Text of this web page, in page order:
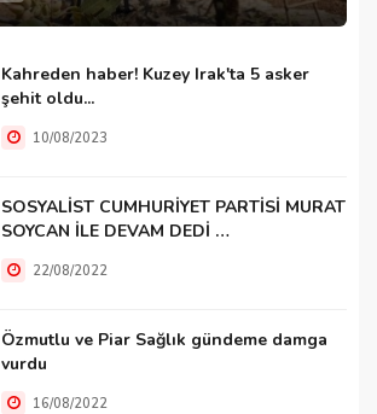
Kahreden haber! Kuzey Irak'ta 5 asker
şehit oldu...
10/08/2023
SOSYALİST CUMHURİYET PARTİSİ MURAT
SOYCAN İLE DEVAM DEDİ …
22/08/2022
Özmutlu ve Piar Sağlık gündeme damga
vurdu
16/08/2022